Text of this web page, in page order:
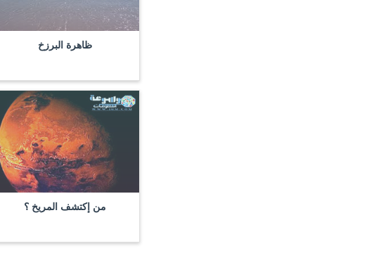
ظاهرة البرزخ
من إكتشف المريخ ؟